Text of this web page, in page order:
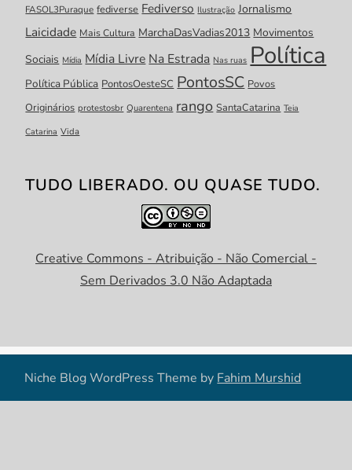
FASOL3Puraque fediverse Fediverso Ilustração Jornalismo
Laicidade Mais Cultura MarchaDasVadias2013 Movimentos
Sociais Mídia Mídia Livre Na Estrada Nas ruas Política
Política Pública PontosOesteSC PontosSC Povos
Originários protestosbr Quarentena rango SantaCatarina Teia
Catarina Vida
TUDO LIBERADO. OU QUASE TUDO.
Creative Commons - Atribuição - Não Comercial -
Sem Derivados 3.0 Não Adaptada
Niche Blog WordPress Theme by Fahim Murshid